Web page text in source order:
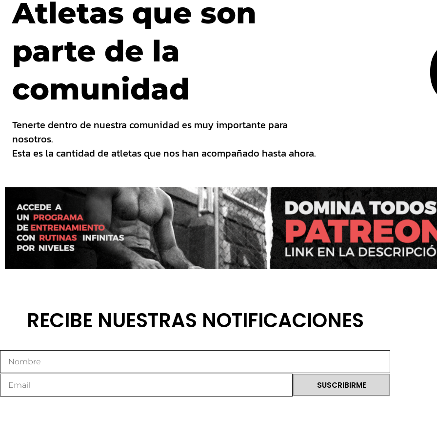
Atletas que son
parte de la
comunidad
Tenerte dentro de nuestra comunidad es muy importante para
nosotros.
Esta es la cantidad de atletas que nos han acompañado hasta ahora.
RECIBE NUESTRAS NOTIFICACIONES
SUSCRIBIRME